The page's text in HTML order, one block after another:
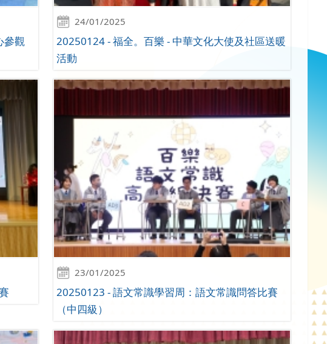
參觀
24/01/2025
20250124 - 福全。百樂 - 中華文化大使及社區送暖
活動
23/01/2025
20250123 - 語文常識學習周：語文常識問答比賽
（中四級）